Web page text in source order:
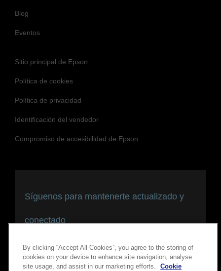
Blog
Eventos
Sitio principal de Epson
Política de cookies
Política de privacidad
Identificación del vendedor
Compromiso de accesibilidad de Epson
Síguenos para mantenerte actualizado y
conectado
By clicking “Accept All Cookies”, you agree to the storing of
cookies on your device to enhance site navigation, analyse
site usage, and assist in our marketing efforts.
Cookie